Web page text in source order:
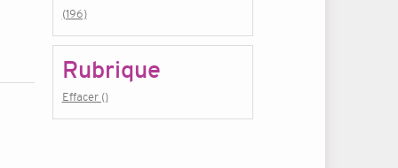
(196)
Rubrique
Effacer ()